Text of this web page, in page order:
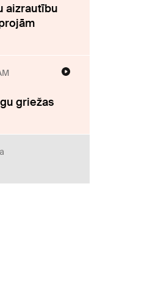
aizrautību
griežas